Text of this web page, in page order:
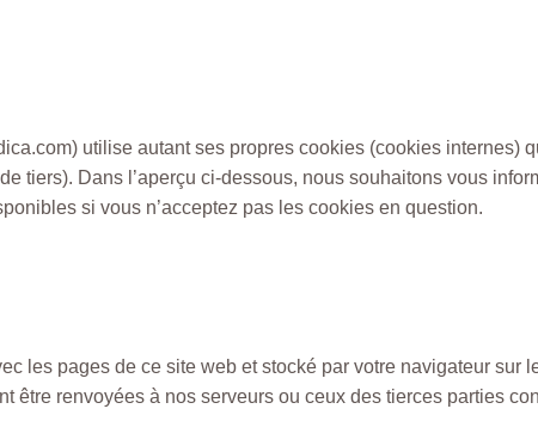
utilise autant ses propres cookies (cookies internes)
tiers). Dans l’aperçu ci-dessous, nous souhaitons vous
si vous n’acceptez pas les cookies en question.
les pages de ce site web et stocké par votre navigateur sur
être renvoyées à nos serveurs ou ceux des tierces parties